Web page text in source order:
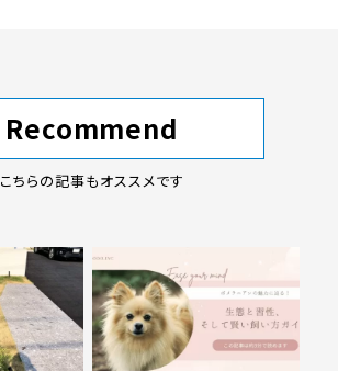
Recommend
こちらの記事もオススメです